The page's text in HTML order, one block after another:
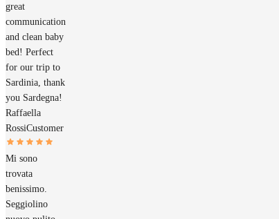
great
communication
and clean baby
bed! Perfect
for our trip to
Sardinia, thank
you Sardegna!
Raffaella
RossiCustomer
Mi sono
trovata
benissimo.
Seggiolino